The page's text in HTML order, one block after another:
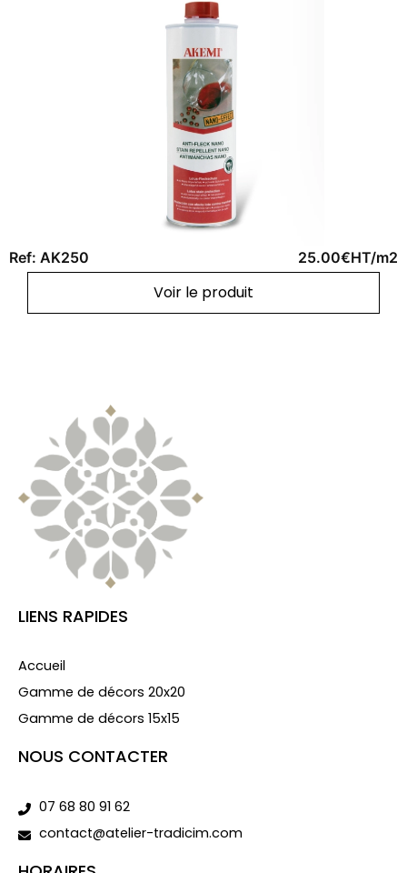
Ref: AK250 25.00€HT/m2
Voir le produit
LIENS RAPIDES
Accueil
Gamme de décors 20x20
Gamme de décors 15x15
NOUS CONTACTER
07 68 80 91 62
contact@atelier-tradicim.com